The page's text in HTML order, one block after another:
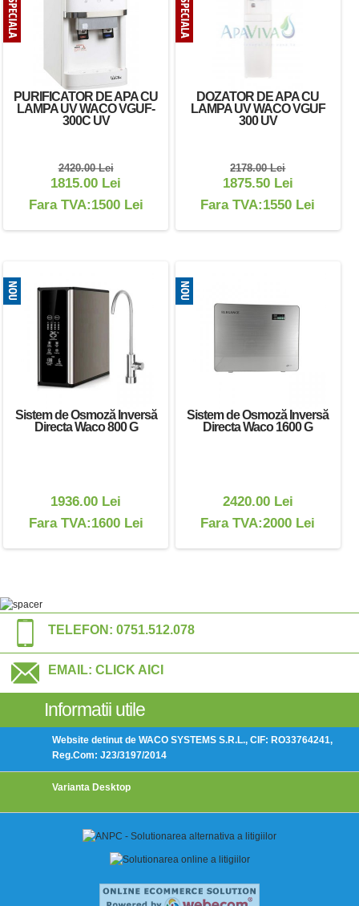
PURIFICATOR DE APA CU
LAMPA UV WACO VGUF-
300C UV
2420.00 Lei
1815.00 Lei
Fara TVA:1500 Lei
DOZATOR DE APA CU
LAMPA UV WACO VGUF
300 UV
2178.00 Lei
1875.50 Lei
Fara TVA:1550 Lei
Sistem de Osmoză Inversă
Directa Waco 800 G
1936.00 Lei
Fara TVA:1600 Lei
Sistem de Osmoză Inversă
Directa Waco 1600 G
2420.00 Lei
Fara TVA:2000 Lei
TELEFON: 0751.512.078
EMAIL: CLICK AICI
Informatii utile
Website detinut de WACO SYSTEMS S.R.L., CIF: RO33764241,
Reg.Com: J23/3197/2014
Varianta Desktop